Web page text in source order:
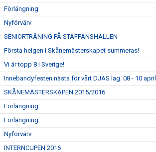
Förlängning
Nyförvärv
SENIORTRÄNING PÅ STAFFANSHALLEN
Första helgen i Skånemästerskapet summeras!
Vi är topp 8 i Sverige!
Innebandyfesten nästa för vårt DJAS lag. 08 - 10 april.
SKÅNEMÄSTERSKAPEN 2015/2016
Förlängning
Förlängning
Nyförvärv
INTERNCUPEN 2016